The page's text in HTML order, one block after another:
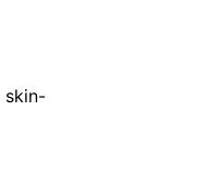
skin-